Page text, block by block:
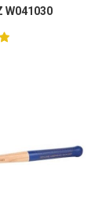
W041030